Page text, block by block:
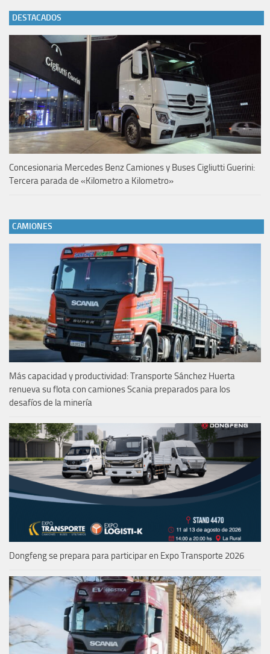
DESTACADOS
Concesionaria Mercedes Benz Camiones y Buses Cigliutti Guerini:
Tercera parada de «Kilometro a Kilometro»
CAMIONES
Más capacidad y productividad: Transporte Sánchez Huerta
renueva su flota con camiones Scania preparados para los
desafíos de la minería
Dongfeng se prepara para participar en Expo Transporte 2026